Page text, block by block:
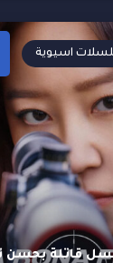
اسيوية